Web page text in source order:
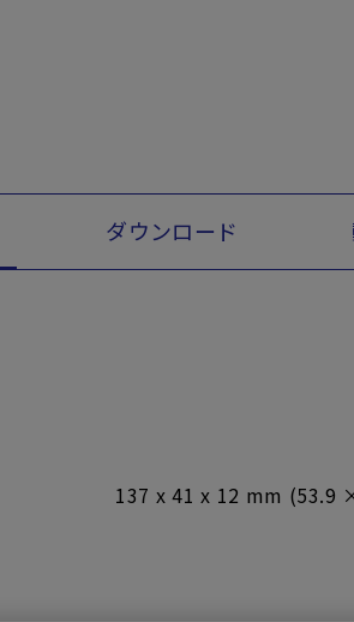
ダウンロード
137 x 41 x 12 mm (53.9